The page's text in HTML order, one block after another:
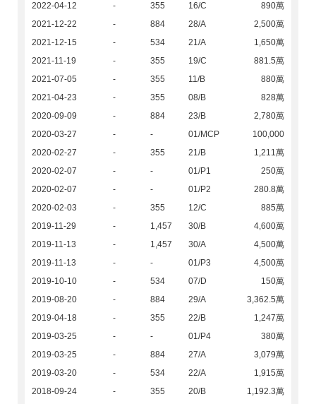
2022-04-12
- 355 16/C
890萬
2021-12-22
- 884 28/A
2,500萬
2021-12-15
- 534 21/A
1,650萬
2021-11-19
- 355 19/C
881.5萬
2021-07-05
- 355 11/B
880萬
2021-04-23
- 355 08/B
828萬
2020-09-09
- 884 23/B
2,780萬
2020-03-27
- - 01/MCP
100,000
2020-02-27
- 355 21/B
1,211萬
2020-02-07
- - 01/P1
250萬
2020-02-07
- - 01/P2
280.8萬
2020-02-03
- 355 12/C
885萬
2019-11-29
- 1,457 30/B
4,600萬
2019-11-13
- 1,457 30/A
4,500萬
2019-11-13
- - 01/P3
4,500萬
2019-10-10
- 534 07/D
150萬
2019-08-20
- 884 29/A
3,362.5萬
2019-04-18
- 355 22/B
1,247萬
2019-03-25
- - 01/P4
380萬
2019-03-25
- 884 27/A
3,079萬
2019-03-20
- 534 22/A
1,915萬
2018-09-24
- 355 20/B 1,192.3萬